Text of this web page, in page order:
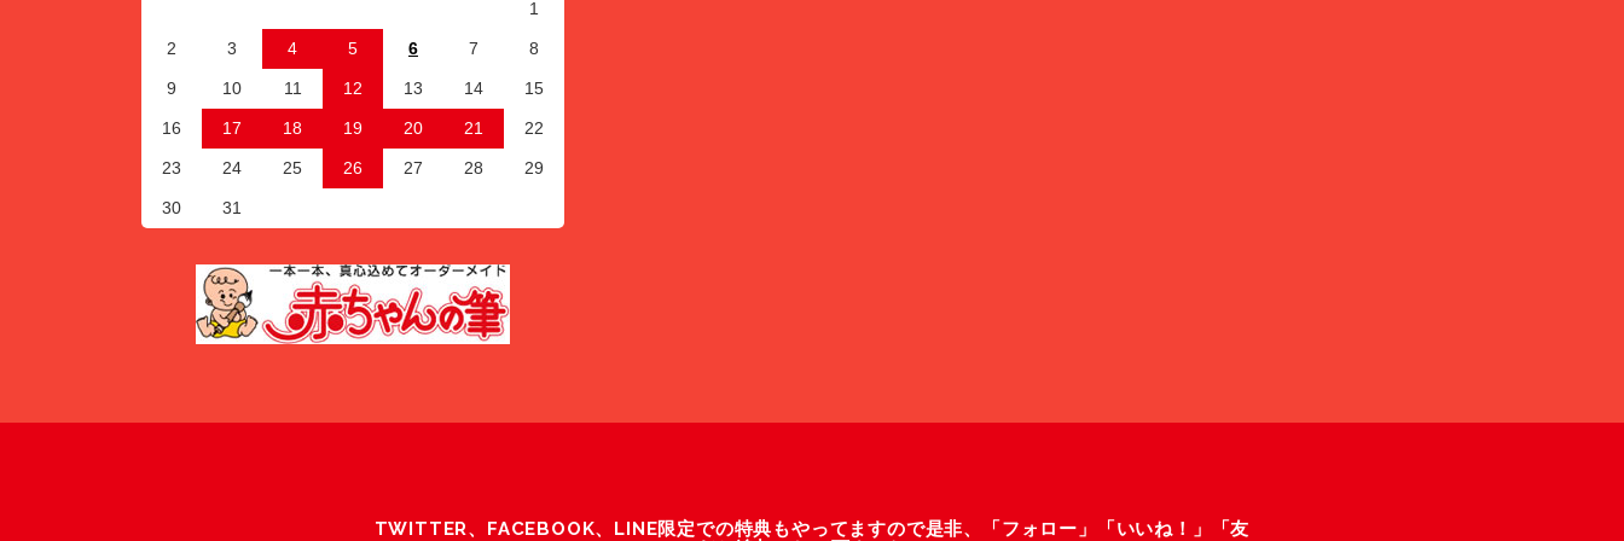
1
2 3 4 5 6 7 8
9 10 11 12 13 14 15
16 17 18 19 20 21 22
23 24 25 26 27 28 29
30 31
TWITTER、FACEBOOK、LINE限定での特典もやってますので是非、「フォロー」「いいね！」「友